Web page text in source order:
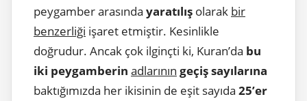
peygamber arasında yaratılış olarak bir
benzerliği işaret etmiştir. Kesinlikle
doğrudur. Ancak çok ilginçti ki, Kuran’da bu
iki peygamberin adlarının geçiş sayılarına
baktığımızda her ikisinin de eşit sayıda 25’er